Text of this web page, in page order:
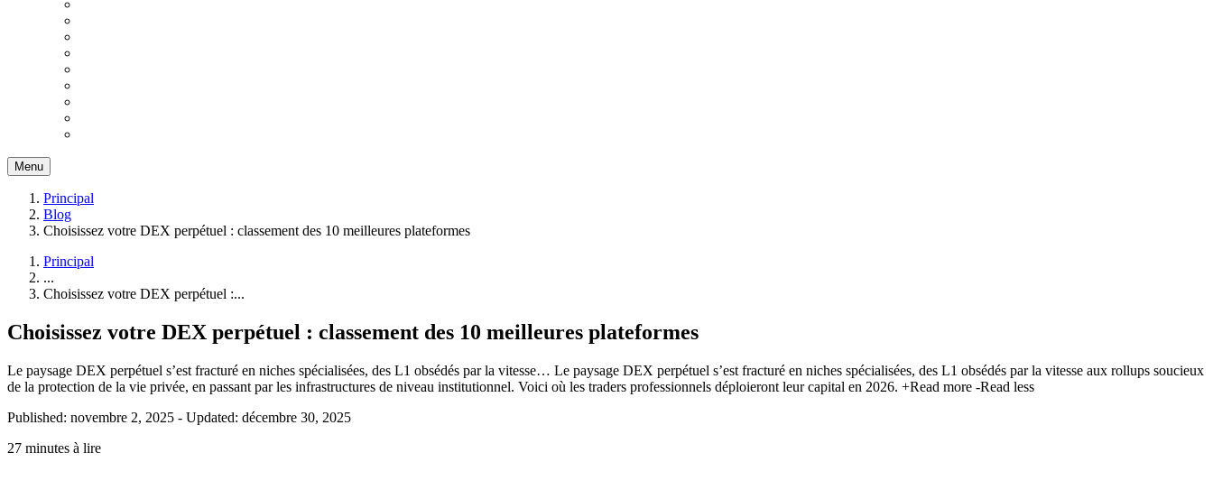
Menu
Principal
Blog
Choisissez votre DEX perpétuel : classement des 10 meilleures plateformes
Principal
...
Choisissez votre DEX perpétuel :...
Choisissez votre DEX perpétuel : classement des 10 meilleures plateformes
Le paysage DEX perpétuel s’est fracturé en niches spécialisées, des L1 obsédés par la vitesse… Le paysage DEX perpétuel s’est fracturé en niches spécialisées, des L1 obsédés par la vitesse aux rollups soucieux
de la protection de la vie privée, en passant par les infrastructures de niveau institutionnel. Voici où les traders professionnels déploieront leur capital en 2026. +Read more -Read less
Published: novembre 2, 2025 - Updated: décembre 30, 2025
27 minutes à lire